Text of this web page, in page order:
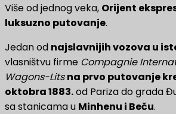
Više od jednog veka, Orijent
luksuzno putovanje.
Jedan od najslavnijih vozova u
vlasništvu firme Compagnie
Wagons-Lits na prvo putovanje
oktobra 1883.od Pariza do grada
sa stanicama u Minhenu i Beču.